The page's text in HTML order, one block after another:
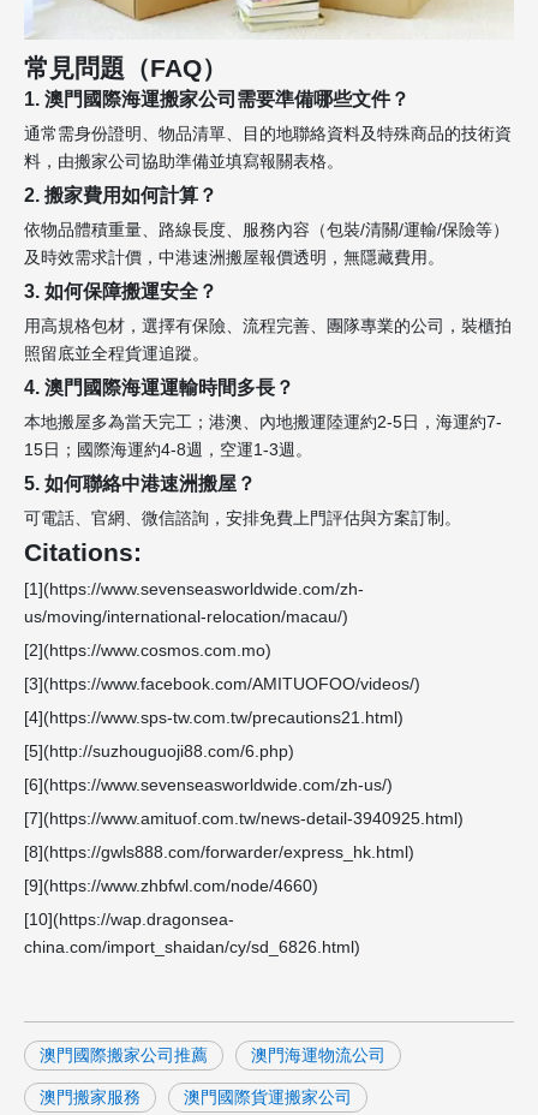
常見問題（FAQ）
1. 澳門國際海運搬家公司需要準備哪些文件？
通常需身份證明、物品清單、目的地聯絡資料及特殊商品的技術資
料，由搬家公司協助準備並填寫報關表格。
2. 搬家費用如何計算？
依物品體積重量、路線長度、服務內容（包裝/清關/運輸/保險等）
及時效需求計價，中港速洲搬屋報價透明，無隱藏費用。
3. 如何保障搬運安全？
用高規格包材，選擇有保險、流程完善、團隊專業的公司，裝櫃拍
照留底並全程貨運追蹤。
4. 澳門國際海運運輸時間多長？
本地搬屋多為當天完工；港澳、內地搬運陸運約2-5日，海運約7-
15日；國際海運約4-8週，空運1-3週。
5. 如何聯絡中港速洲搬屋？
可電話、官網、微信諮詢，安排免費上門評估與方案訂制。
Citations:
[1](https://www.sevenseasworldwide.com/zh-
us/moving/international-relocation/macau/)
[2](https://www.cosmos.com.mo)
[3](https://www.facebook.com/AMITUOFOO/videos/)
[4](https://www.sps-tw.com.tw/precautions21.html)
[5](http://suzhouguoji88.com/6.php)
[6](https://www.sevenseasworldwide.com/zh-us/)
[7](https://www.amituof.com.tw/news-detail-3940925.html)
[8](https://gwls888.com/forwarder/express_hk.html)
[9](https://www.zhbfwl.com/node/4660)
[10](https://wap.dragonsea-
china.com/import_shaidan/cy/sd_6826.html)
澳門國際搬家公司推薦 澳門海運物流公司
澳門搬家服務 澳門國際貨運搬家公司